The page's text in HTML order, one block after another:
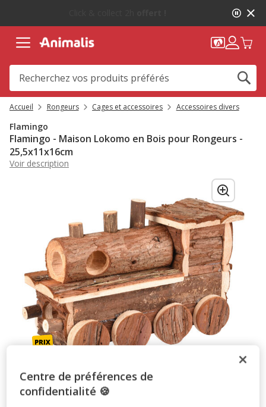
2,
message,
Accueil Rongeurs Cages et accessoires Accessoires divers
Flamingo
Flamingo - Maison Lokomo en Bois pour Rongeurs -
25,5x11x16cm
Voir description
Centre de préférences de
confidentialité 🍪